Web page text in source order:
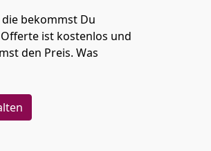
bekommst Du
ist kostenlos und
den Preis. Was